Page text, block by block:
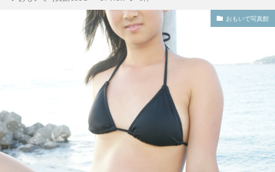
おもいで写真館